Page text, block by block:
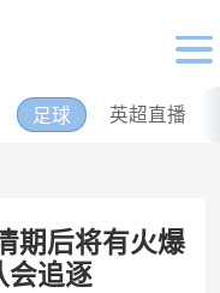
足球 英超直播
期后将有火爆
会追逐